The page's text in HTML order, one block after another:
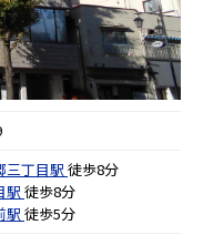
三丁目駅 徒歩8分
駅 徒歩8分
駅 徒歩5分